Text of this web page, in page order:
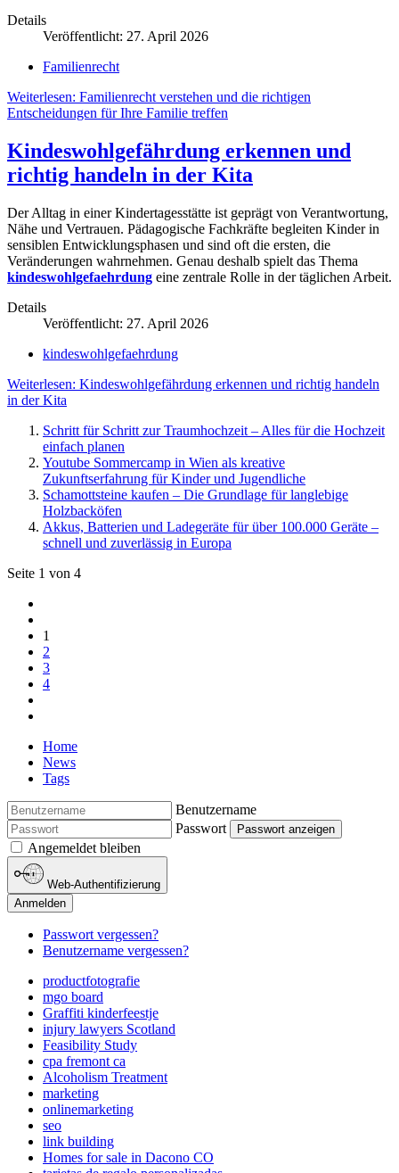
Details
Veröffentlicht: 27. April 2026
Familienrecht
Weiterlesen: Familienrecht verstehen und die richtigen
Entscheidungen für Ihre Familie treffen
Kindeswohlgefährdung erkennen und
richtig handeln in der Kita
Der Alltag in einer Kindertagesstätte ist geprägt von Verantwortung,
Nähe und Vertrauen. Pädagogische Fachkräfte begleiten Kinder in
sensiblen Entwicklungsphasen und sind oft die ersten, die
Veränderungen wahrnehmen. Genau deshalb spielt das Thema
kindeswohlgefaehrdung eine zentrale Rolle in der täglichen Arbeit.
Details
Veröffentlicht: 27. April 2026
kindeswohlgefaehrdung
Weiterlesen: Kindeswohlgefährdung erkennen und richtig handeln
in der Kita
Schritt für Schritt zur Traumhochzeit – Alles für die Hochzeit
einfach planen
Youtube Sommercamp in Wien als kreative
Zukunftserfahrung für Kinder und Jugendliche
Schamottsteine kaufen – Die Grundlage für langlebige
Holzbacköfen
Akkus, Batterien und Ladegeräte für über 100.000 Geräte –
schnell und zuverlässig in Europa
Seite 1 von 4
1
2
3
4
Home
News
Tags
Benutzername
Passwort
Passwort anzeigen
Angemeldet bleiben
Web-Authentifizierung
Anmelden
Passwort vergessen?
Benutzername vergessen?
productfotografie
mgo board
Graffiti kinderfeestje
injury lawyers Scotland
Feasibility Study
cpa fremont ca
Alcoholism Treatment
marketing
onlinemarketing
seo
link building
Homes for sale in Dacono CO